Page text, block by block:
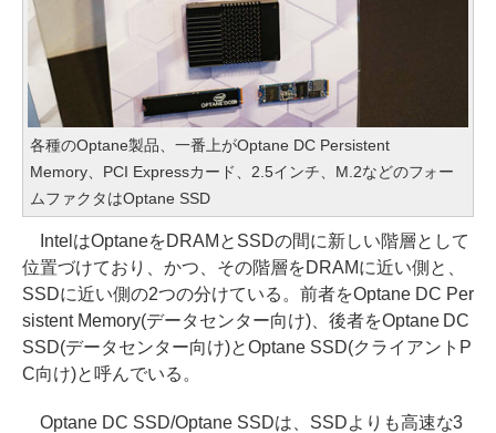
各種のOptane製品、一番上がOptane DC Persistent
Memory、PCI Expressカード、2.5インチ、M.2などのフォー
ムファクタはOptane SSD
IntelはOptaneをDRAMとSSDの間に新しい階層として
位置づけており、かつ、その階層をDRAMに近い側と、
SSDに近い側の2つの分けている。前者をOptane DC Per
sistent Memory(データセンター向け)、後者をOptane DC
SSD(データセンター向け)とOptane SSD(クライアントP
C向け)と呼んでいる。
Optane DC SSD/Optane SSDは、SSDよりも高速な3